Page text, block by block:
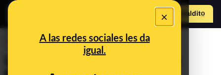
×
A las redes sociales les da
igual.
Hazte Maldito
CONTROL DEL PODER
Las afirmaciones falsas de